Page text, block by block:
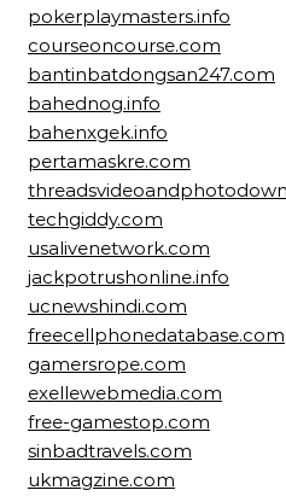
pokerplaymasters.info
courseoncourse.com
bantinbatdongsan247.com
bahednog.info
bahenxgek.info
pertamaskre.com
techgiddy.com
usalivenetwork.com
jackpotrushonline.info
ucnewshindi.com
freecellphonedatabase.com
gamersrope.com
exellewebmedia.com
free-gamestop.com
sinbadtravels.com
ukmagzine.com